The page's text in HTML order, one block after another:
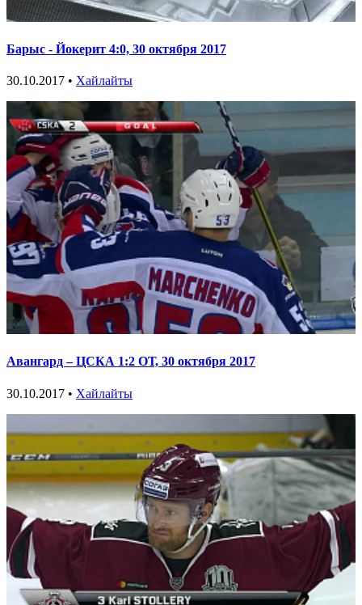
Барыс - Йокерит 4:0, 30 октября 2017
30.10.2017 • Хайлайты
Авангард – ЦСКА 1:2 ОТ, 30 октября 2017
30.10.2017 • Хайлайты